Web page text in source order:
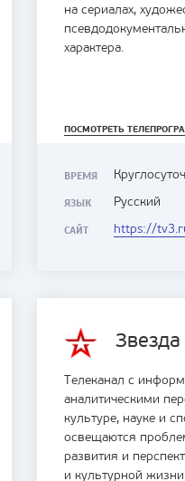
на сериалах,
характера.
ПОСМОТРЕТЬ
ВРЕМЯ
ЯЗЫК Русский
САЙТ https://
Звезда
Телеканал с
аналитическими
культуре, науке и
освещаются
развития и
и культурной